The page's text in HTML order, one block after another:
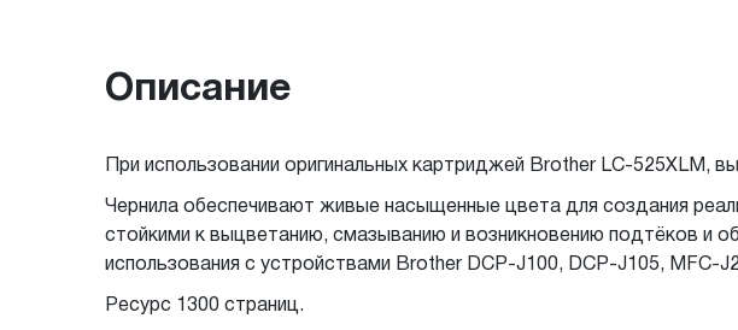
Описание
При использовании оригинальных картриджей Brother LC-525XLM,
Чернила обеспечивают живые насыщенные цвета для создания
стойкими к выцветанию, смазыванию и возникновению подтёков и
использования с устройствами Brother DCP-J100, DCP-J105, MFC-
Ресурс 1300 страниц.